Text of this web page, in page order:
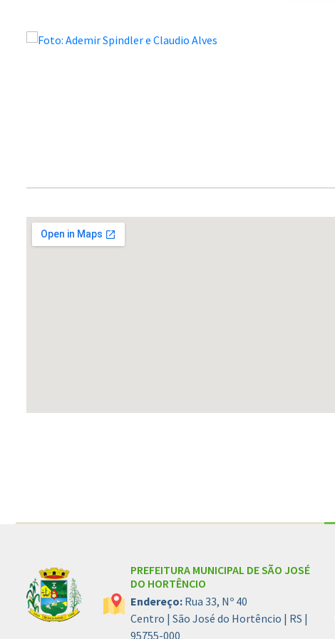
PREFEITURA MUNICIPAL DE SÃO JOSÉ
DO HORTÊNCIO
Endereço: Rua 33, Nº 40
Centro | São José do Hortêncio | RS |
95755-000